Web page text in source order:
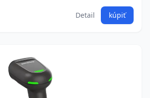
Detail kúpiť